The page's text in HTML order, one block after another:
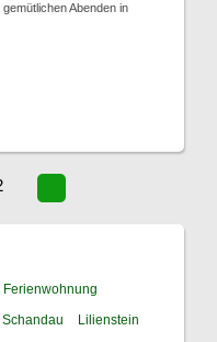
Abenden in
Ferienwohnung
Schandau
Lilienstein